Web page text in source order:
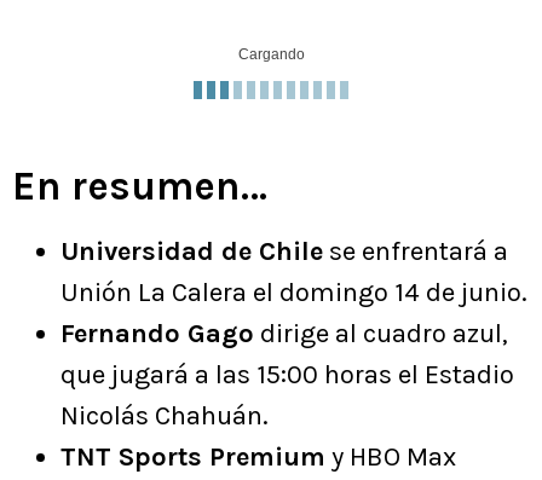
Cargando
En resumen…
Universidad de Chile se enfrentará a
Unión La Calera el domingo 14 de junio.
Fernando Gago dirige al cuadro azul,
que jugará a las 15:00 horas el Estadio
Nicolás Chahuán.
TNT Sports Premium y HBO Max